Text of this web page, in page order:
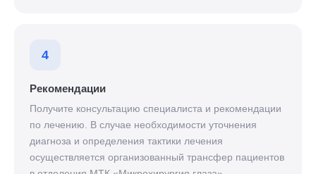
4
Рекомендации
Получите консультацию специалиста и рекомендации
по лечению. В случае необходимости уточнения
диагноза и определения тактики лечения
осуществляется организованный трансфер пациентов